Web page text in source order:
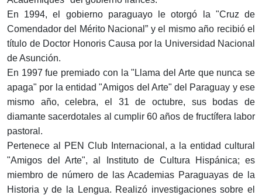
En 1994, el gobierno paraguayo le otorgó la "Cruz de
Comendador del Mérito Nacional” y el mismo año recibió el
título de Doctor Honoris Causa por la Universidad Nacional
de Asunción.
En 1997 fue premiado con la "Llama del Arte que nunca se
apaga" por la entidad "Amigos del Arte" del Paraguay y ese
mismo año, celebra, el 31 de octubre, sus bodas de
diamante sacerdotales al cumplir 60 años de fructífera labor
pastoral.
Pertenece al PEN Club Internacional, a la entidad cultural
"Amigos del Arte", al Instituto de Cultura Hispánica; es
miembro de número de las Academias Paraguayas de la
Historia y de la Lengua. Realizó investigaciones sobre el